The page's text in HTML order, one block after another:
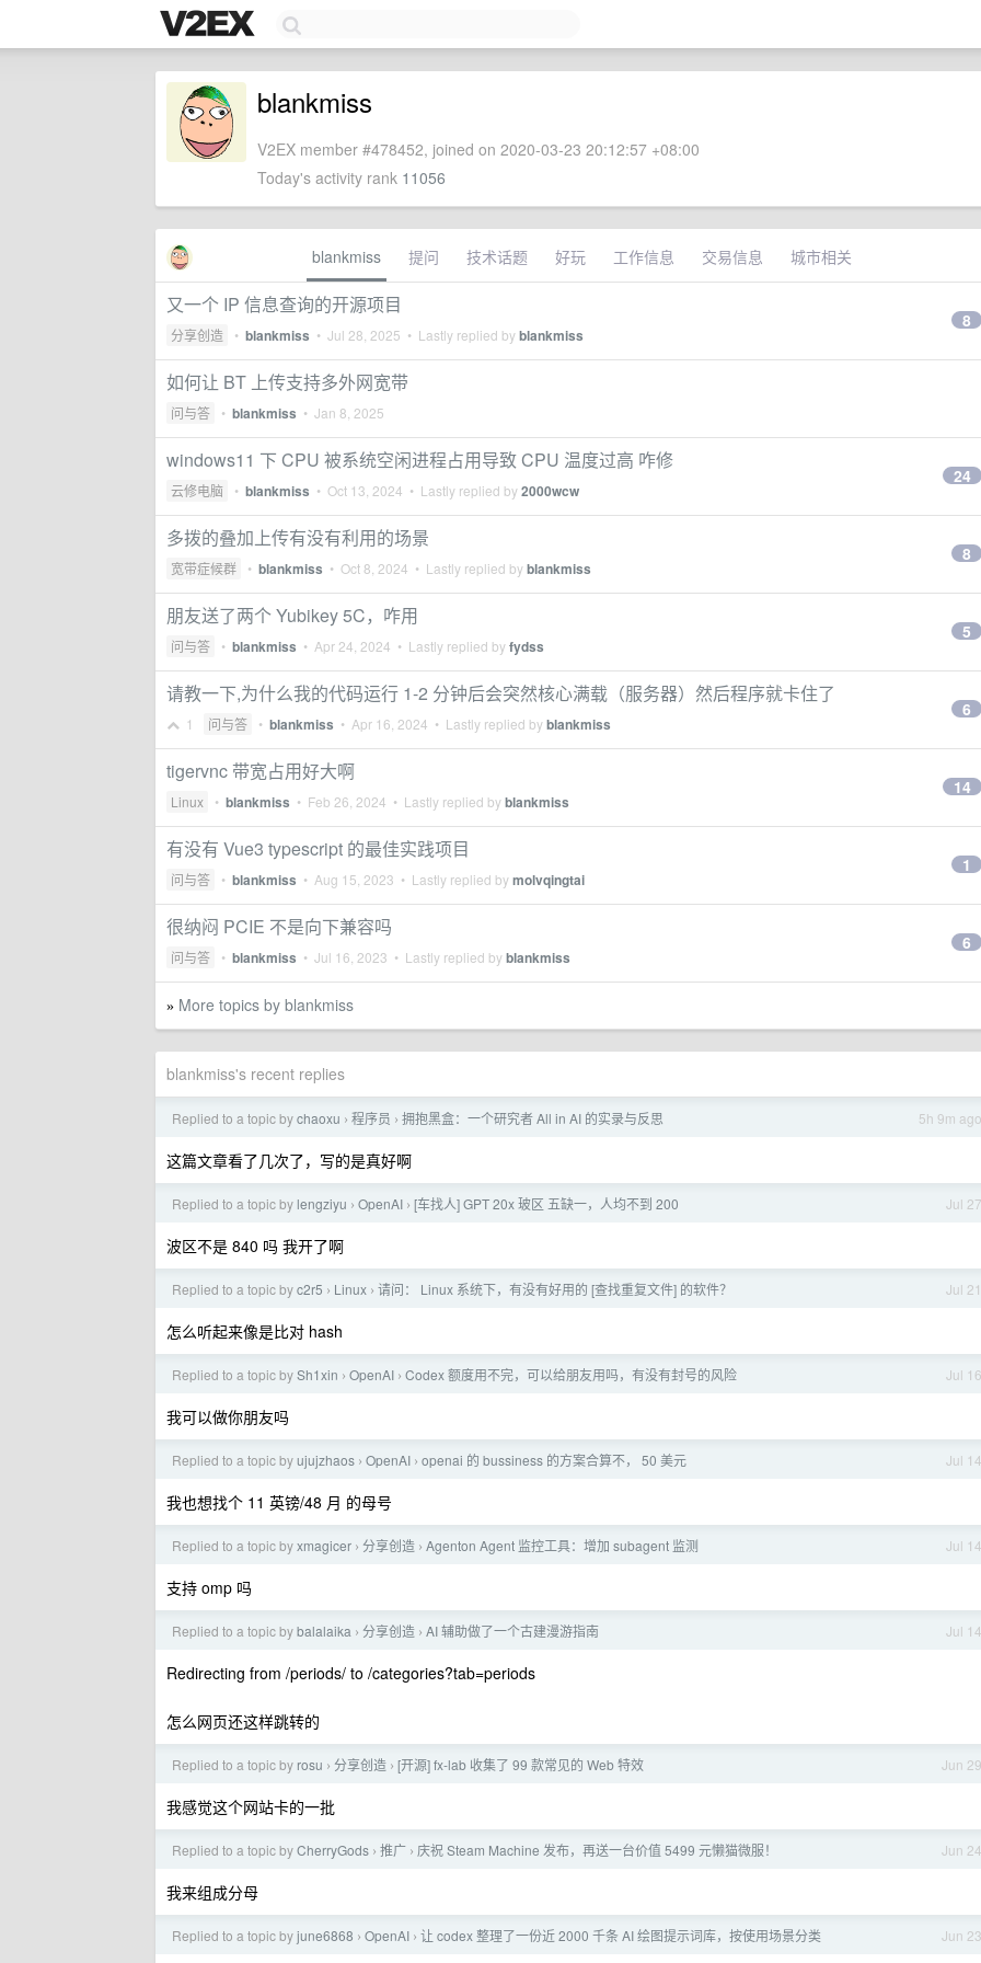
blankmiss
V2EX member #478452, joined on 2020-03-23 20:12:57 +08:00
Today's activity rank 11056
blankmiss 提问 技术话题 好玩 工作信息 交易信息 城市相关
又一个 IP 信息查询的开源项目
分享创造 • blankmiss • Jul 28, 2025 • Lastly replied byblankmiss
8
如何让 BT 上传支持多外网宽带
问与答 • blankmiss • Jan 8, 2025
windows11 下 CPU 被系统空闲进程占用导致 CPU 温度过高 咋修
云修电脑 • blankmiss • Oct 13, 2024 • Lastly replied by2000wcw
24
多拨的叠加上传有没有利用的场景
宽带症候群 • blankmiss • Oct 8, 2024 • Lastly replied byblankmiss
8
朋友送了两个 Yubikey 5C，咋用
问与答 • blankmiss • Apr 24, 2024 • Lastly replied byfydss
5
请教一下,为什么我的代码运行 1-2 分钟后会突然核心满载（服务器）然后程序就卡住了
1 问与答 • blankmiss • Apr 16, 2024 • Lastly replied byblankmiss
6
tigervnc 带宽占用好大啊
Linux • blankmiss • Feb 26, 2024 • Lastly replied byblankmiss
14
有没有 Vue3 typescript 的最佳实践项目
问与答 • blankmiss • Aug 15, 2023 • Lastly replied bymolvqingtai
1
很纳闷 PCIE 不是向下兼容吗
问与答 • blankmiss • Jul 16, 2023 • Lastly replied byblankmiss
6
» More topics by blankmiss
blankmiss's recent replies
5h 9m ago
Replied to a topic bychaoxu › 程序员 › 拥抱黑盒：一个研究者 All in AI 的实录与反思
这篇文章看了几次了，写的是真好啊
Jul 27
Replied to a topic by lengziyu › OpenAI › [车找人] GPT 20x 玻区 五缺一，人均不到 200
波区不是 840 吗 我开了啊
Jul 21
Replied to a topic byc2r5 › Linux › 请问： Linux 系统下，有没有好用的 [查找重复文件] 的软件？
怎么听起来像是比对 hash
Jul 16
Replied to a topic bySh1xin › OpenAI › Codex 额度用不完，可以给朋友用吗，有没有封号的风险
我可以做你朋友吗
Jul 14
Replied to a topic byujujzhaos › OpenAI › openai 的 bussiness 的方案合算不， 50 美元
我也想找个 11 英镑/48 月 的母号
Jul 14
Replied to a topic byxmagicer › 分享创造 › Agenton Agent 监控工具：增加 subagent 监测
支持 omp 吗
Jul 14
Replied to a topic bybalalaika › 分享创造 › AI 辅助做了一个古建漫游指南
Redirecting from /periods/ to /categories?tab=periods
怎么网页还这样跳转的
Jun 29
Replied to a topic by rosu › 分享创造 › [开源] fx-lab 收集了 99 款常见的 Web 特效
我感觉这个网站卡的一批
Jun 24
Replied to a topic byCherryGods › 推广 › 庆祝 Steam Machine 发布，再送一台价值 5499 元懒猫微服！
我来组成分母
Jun 23
Replied to a topic byjune6868 › OpenAI › 让 codex 整理了一份近 2000 千条 AI 绘图提示词库，按使用场景分类